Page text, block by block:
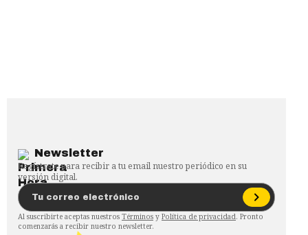
Newsletter
Regístrate para recibir a tu email nuestro periódico en su
versión digital.
Al suscribirte aceptas nuestros Términos y Política de privacidad. Pronto
comenzarás a recibir nuestro newsletter.